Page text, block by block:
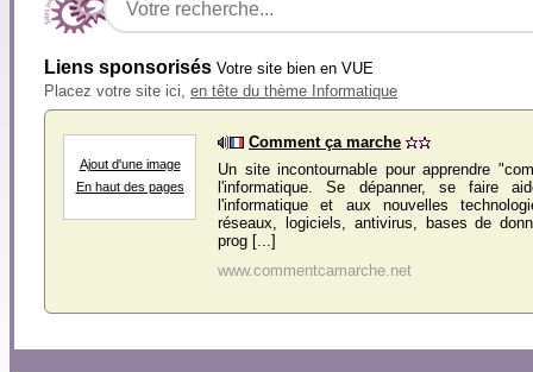
Liens sponsorisés Votre site bien en VUE
Placez votre site ici, en tête du thème Informatique
Ajout d'une image
En haut des pages
Comment ça marche
Un site incontournable pour apprendre
l'informatique. Se dépanner, se faire
l'informatique et aux nouvelles
réseaux, logiciels, antivirus, bases de
prog [...]
www.commentcamarche.net